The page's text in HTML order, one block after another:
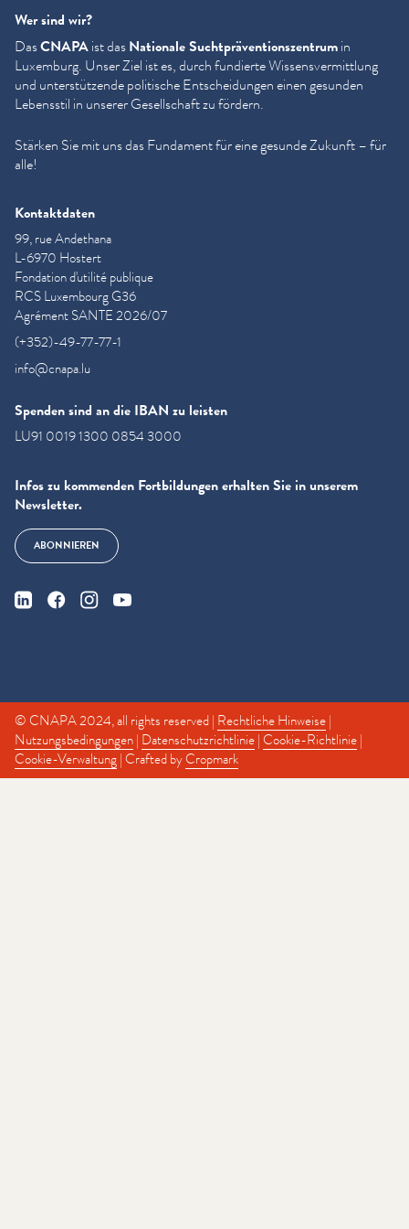
Wer sind wir?
DasCNAPAist dasNationale Sucht­präven­tion­szen­trumin
Luxemburg. Unser Ziel ist es, durch fundierte Wis­sensver­mit­tlung
und unter­stützende politische Entschei­dun­gen einen gesunden
Lebensstil in unserer Gesellschaft zu fördern.
Stärken Sie mit uns das Fundament für eine gesunde Zukunft – für
alle!
Kontaktdaten
99, rue Andethana
L-6970 Hostert
Fondation d'utilité publique
RCS Luxembourg G36
Agrément SANTE 2026/07
(+352)-49-77-77-1
info@cnapa.lu
Spenden sind an die IBAN zu leisten
LU91 0019 1300 0854 3000
Infos zu kommenden Fortbildungen erhalten Sie in unserem
Newsletter.
ABONNIEREN
© CNAPA 2024, all rights reserved | Rechtliche Hinweise|
Nutzungsbedingungen| Datenschutzrichtlinie|Cookie-Richtlinie|
Cookie-Verwaltung| Crafted byCropmark